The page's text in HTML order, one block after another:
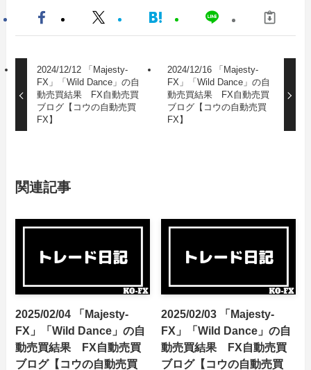
2024/12/12 「Majesty-
FX」「Wild Dance」の自
動売買結果 FX自動売買
ブログ【コウの自動売買
FX】
2024/12/16 「Majesty-
FX」「Wild Dance」の自
動売買結果 FX自動売買
ブログ【コウの自動売買
FX】
関連記事
2025/02/04 「Majesty-
FX」「Wild Dance」の自
動売買結果 FX自動売買
ブログ【コウの自動売買
2025/02/03 「Majesty-
FX」「Wild Dance」の自
動売買結果 FX自動売買
ブログ【コウの自動売買